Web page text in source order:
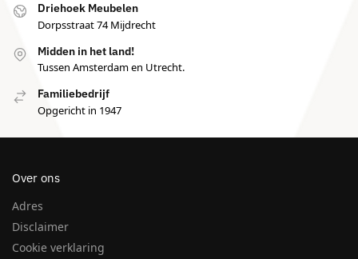
Driehoek Meubelen
Dorpsstraat 74 Mijdrecht
Midden in het land!
Tussen Amsterdam en Utrecht.
Familiebedrijf
Opgericht in 1947
Over ons
Adres
Disclaimer
Cookie verklaring